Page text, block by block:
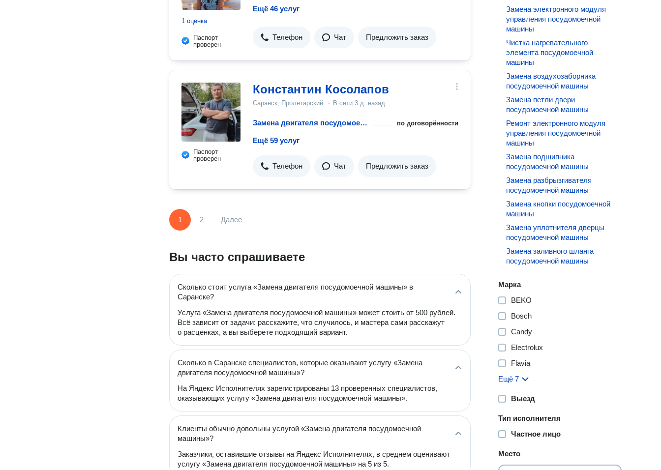
1 оценка
Паспорт
проверен
Ещё 46 услуг
Телефон Чат Предложить заказ
Паспорт
проверен
Константин Косолапов
Саранск, Пролетарский · В сети 3 д. назад
Замена двигателя посудомоечной машины по договорённости
Ещё 59 услуг
Телефон Чат Предложить заказ
1 2 Далее
Вы часто спрашиваете
Сколько стоит услуга «Замена двигателя посудомоечной машины» в
Саранске?
Услуга «Замена двигателя посудомоечной машины» может стоить от 500 рублей.
Всё зависит от задачи: расскажите, что случилось, и мастера сами расскажут
о расценках, а вы выберете подходящий вариант.
Сколько в Саранске специалистов, которые оказывают услугу «Замена
двигателя посудомоечной машины»?
На Яндекс Исполнителях зарегистрированы 13 проверенных специалистов,
оказывающих услугу «Замена двигателя посудомоечной машины».
Клиенты обычно довольны услугой «Замена двигателя посудомоечной
машины»?
Заказчики, оставившие отзывы на Яндекс Исполнителях, в среднем оценивают
услугу «Замена двигателя посудомоечной машины» на 5 из 5.
Замена электронного модуля
управления посудомоечной
машины
Чистка нагревательного
элемента посудомоечной
машины
Замена воздухозаборника
посудомоечной машины
Замена петли двери
посудомоечной машины
Ремонт электронного модуля
управления посудомоечной
машины
Замена подшипника
посудомоечной машины
Замена разбрызгивателя
посудомоечной машины
Замена кнопки посудомоечной
машины
Замена уплотнителя дверцы
посудомоечной машины
Замена заливного шланга
посудомоечной машины
Марка
BEKO
Bosch
Candy
Electrolux
Flavia
Ещё 7
Выезд
Тип исполнителя
Частное лицо
Место